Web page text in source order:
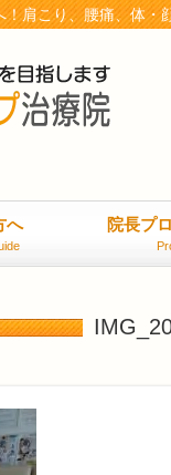
肩こり、腰痛、体
へ 院長プ